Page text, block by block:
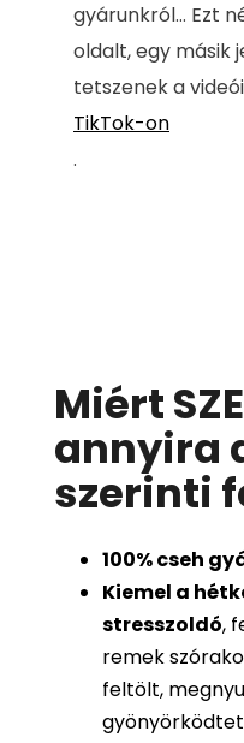
gyárunkról... Ezt
oldalt, egy másik
tetszenek a
TikTok-on
.
Miért
annyira
szerinti
100%cseh
Kiemel a
stresszoldó,
remek
feltölt,